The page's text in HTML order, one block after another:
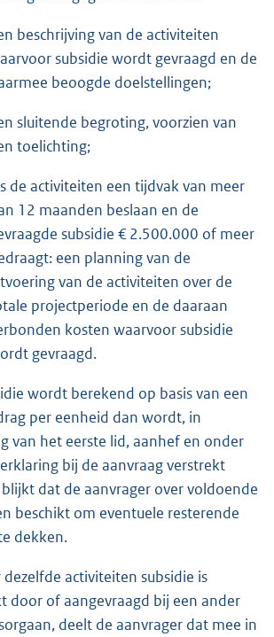
beschrijving van de activiteiten
subsidie wordt gevraagd en de
beoogde doelstellingen;
sluitende begroting, voorzien van
toelichting;
de activiteiten een tijdvak van meer
12 maanden beslaan en de
subsidie € 2.500.000 of meer
een planning van de
van de activiteiten over de
projectperiode en de daaraan
kosten waarvoor subsidie
gevraagd.
wordt berekend op basis van een
per eenheid dan wordt, in
van het eerste lid, aanhef en onder
bij de aanvraag verstrekt
dat de aanvrager over voldoende
beschikt om eventuele resterende
dekken.
dezelfde activiteiten subsidie is
door of aangevraagd bij een ander
deelt de aanvrager dat mee in